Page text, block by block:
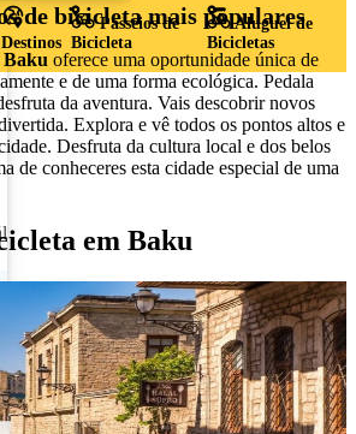
Destinos
Passeios de
Bicicleta
Aluguel de
Bicicletas
de bicicleta mais populares
Baku oferece uma oportunidade única de
e de uma forma ecológica. Pedala
da aventura. Vais descobrir novos
Explora e vê todos os pontos altos e
Desfruta da cultura local e dos belos
de conheceres esta cidade especial de uma
em Baku